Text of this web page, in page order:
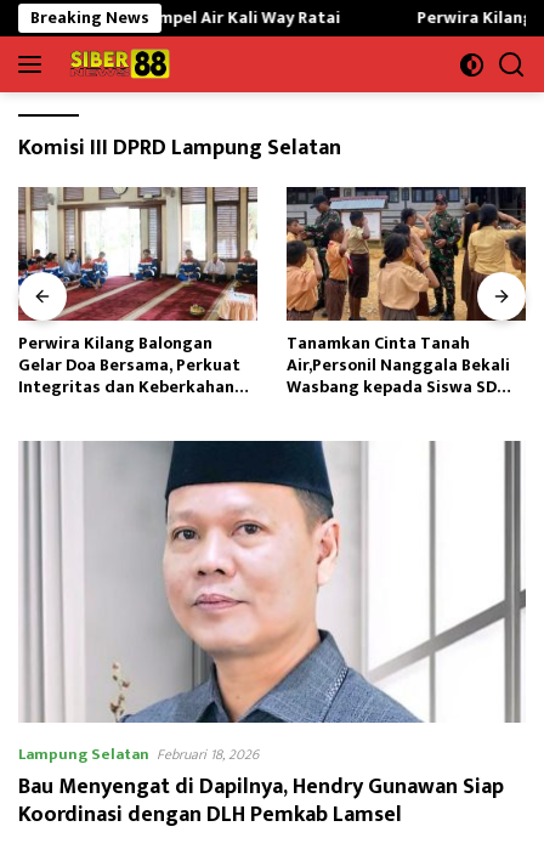
Langsung
ke
konten
Breaking News
Ambil Sampel Air Kali Way Ratai Perwira Kilang
Komisi III DPRD Lampung Selatan
Perwira Kilang Balongan
Gelar Doa Bersama, Perkuat
Integritas dan Keberkahan
Tanamkan Cinta Tanah
Air,Personil Nanggala Bekali
Wasbang kepada Siswa SD
Lampung Selatan Februari 18, 2026
Bau Menyengat di Dapilnya, Hendry Gunawan Siap
Koordinasi dengan DLH Pemkab Lamsel